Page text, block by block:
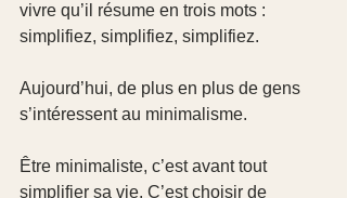
vivre qu’il résume en trois mots :
simplifiez, simplifiez, simplifiez.
Aujourd’hui, de plus en plus de gens
s’intéressent au minimalisme.
Être minimaliste, c’est avant tout
simplifier sa vie. C’est choisir de